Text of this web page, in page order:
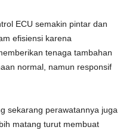
ECU semakin pintar dan
efisiensi karena
tenaga tambahan
normal, namun responsif
sekarang perawatannya juga
matang turut membuat